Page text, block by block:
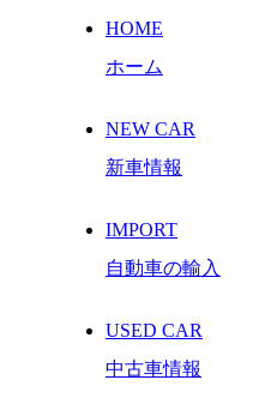
HOME
ホーム
NEW CAR
新車情報
IMPORT
自動車の輸入
USED CAR
中古車情報